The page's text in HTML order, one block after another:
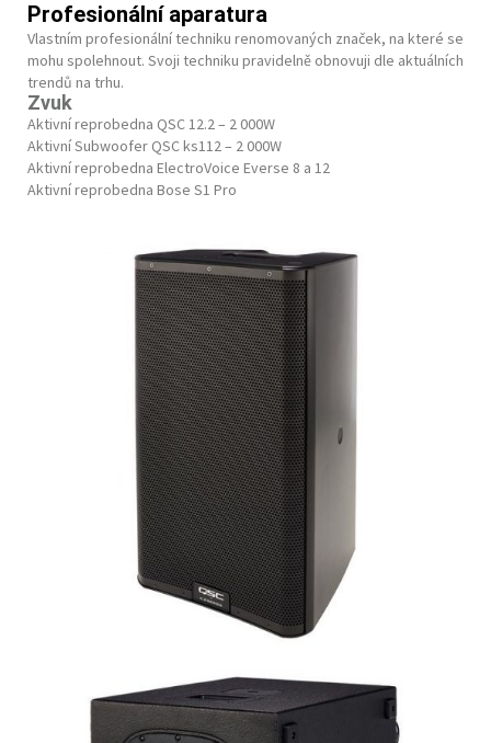
Profesionální aparatura
Vlastním profesionální techniku renomovaných značek, na které se
mohu spolehnout. Svoji techniku pravidelně obnovuji dle aktuálních
trendů na trhu.
Zvuk
Aktivní reprobedna QSC 12.2 – 2 000W
Aktivní Subwoofer QSC ks112 – 2 000W
Aktivní reprobedna ElectroVoice Everse 8 a 12
Aktivní reprobedna Bose S1 Pro